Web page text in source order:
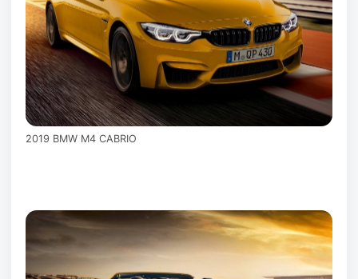
2019 BMW M4 CABRIO